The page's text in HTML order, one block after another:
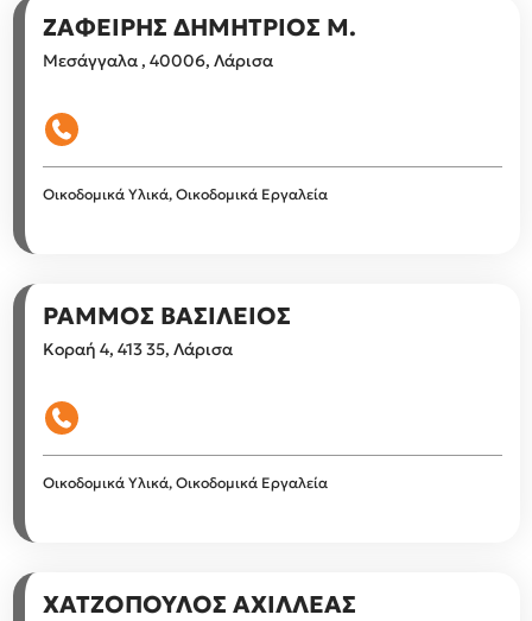
ΖΑΦΕΙΡΗΣ ΔΗΜΗΤΡΙΟΣ Μ.
Μεσάγγαλα , 40006, Λάρισα
Οικοδομικά Υλικά, Οικοδομικά Εργαλεία
ΡΑΜΜΟΣ ΒΑΣΙΛΕΙΟΣ
Κοραή 4, 413 35, Λάρισα
Οικοδομικά Υλικά, Οικοδομικά Εργαλεία
ΧΑΤΖΟΠΟΥΛΟΣ ΑΧΙΛΛΕΑΣ